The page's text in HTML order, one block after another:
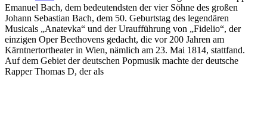
Emanuel Bach, dem bedeutendsten der vier Söhne des großen
Johann Sebastian Bach, dem 50. Geburtstag des legendären
Musicals „Anatevka“ und der Uraufführung von „Fidelio“, der
einzigen Oper Beethovens gedacht, die vor 200 Jahren am
Kärntnertortheater in Wien, nämlich am 23. Mai 1814, stattfand.
Auf dem Gebiet der deutschen Popmusik machte der deutsche
Rapper Thomas D, der als